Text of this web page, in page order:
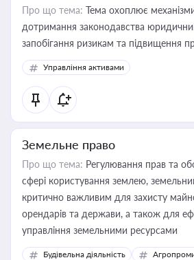
Про що тема: Тема охоплює
дотримання законодавства
запобігання ризикам та підвищення
Управління активами
Земельне право
Про що тема: Регулювання прав та
сфері користування землею,
критично важливим для захисту
орендарів та держави, а також для
управління земельними ресурсами
Будівельна діяльність